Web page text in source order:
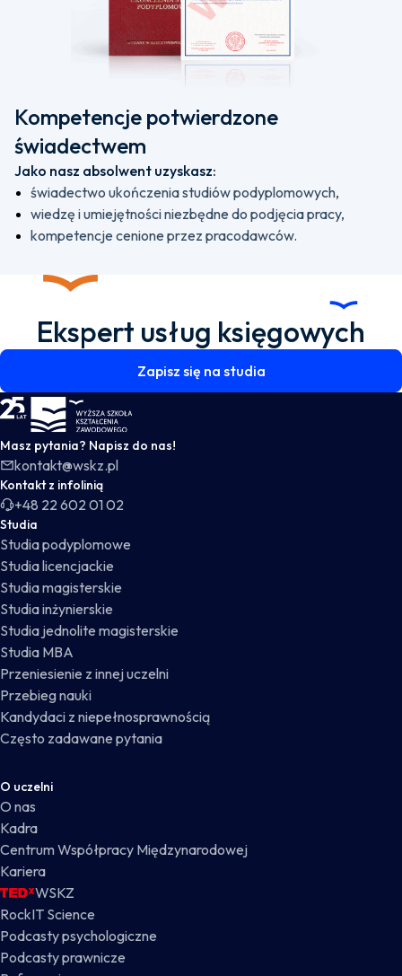
Kompetencje potwierdzone
świadectwem
Jako nasz absolwent uzyskasz:
świadectwo ukończenia studiów podyplomowych,
wiedzę i umiejętności niezbędne do podjęcia pracy,
kompetencje cenione przez pracodawców.
Ekspert usług księgowych
Zapisz się na studia
WSKZ - strona główna
Masz pytania? Napisz do nas!
kontakt@wskz.pl
Kontakt z infolinią
+48 22 602 01 02
Studia
Studia podyplomowe
Studia licencjackie
Studia magisterskie
Studia inżynierskie
Studia jednolite magisterskie
Studia MBA
Przeniesienie z innej uczelni
Przebieg nauki
Kandydaci z niepełnosprawnością
Często zadawane pytania
O uczelni
O nas
Kadra
Centrum Współpracy Międzynarodowej
Kariera
WSKZ
RockIT Science
Podcasty psychologiczne
Podcasty prawnicze